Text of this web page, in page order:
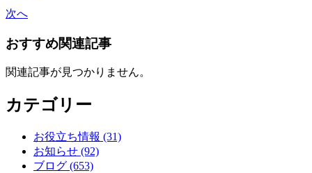
次へ
おすすめ関連記事
関連記事が見つかりません。
カテゴリー
お役立ち情報 (31)
お知らせ (92)
ブログ (653)